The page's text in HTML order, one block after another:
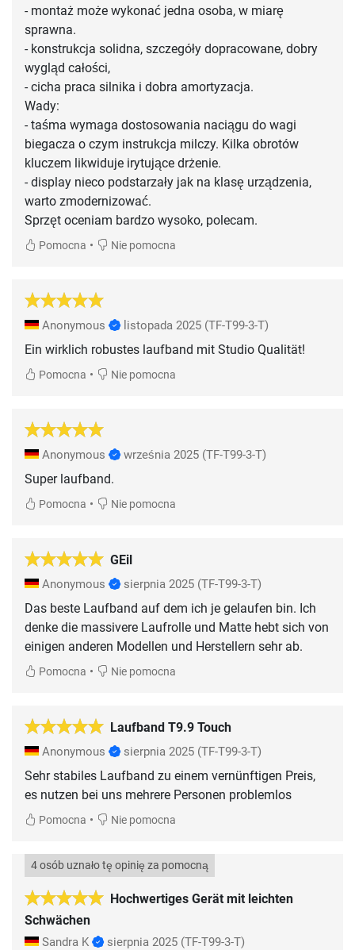
- montaż może wykonać jedna osoba, w miarę
sprawna.
- konstrukcja solidna, szczegóły dopracowane, dobry
wygląd całości,
- cicha praca silnika i dobra amortyzacja.
Wady:
- taśma wymaga dostosowania naciągu do wagi
biegacza o czym instrukcja milczy. Kilka obrotów
kluczem likwiduje irytujące drżenie.
- display nieco podstarzały jak na klasę urządzenia,
warto zmodernizować.
Sprzęt oceniam bardzo wysoko, polecam.
Pomocna • Nie pomocna
Anonymous listopada 2025 (TF-T99-3-T)
Ein wirklich robustes laufband mit Studio Qualität!
Pomocna • Nie pomocna
Anonymous września 2025 (TF-T99-3-T)
Super laufband.
Pomocna • Nie pomocna
GEil
Anonymous sierpnia 2025 (TF-T99-3-T)
Das beste Laufband auf dem ich je gelaufen bin. Ich
denke die massivere Laufrolle und Matte hebt sich von
einigen anderen Modellen und Herstellern sehr ab.
Pomocna • Nie pomocna
Laufband T9.9 Touch
Anonymous sierpnia 2025 (TF-T99-3-T)
Sehr stabiles Laufband zu einem vernünftigen Preis,
es nutzen bei uns mehrere Personen problemlos
Pomocna • Nie pomocna
Hochwertiges Gerät mit leichten
Schwächen
4 osób uznało tę opinię za pomocną
Sandra K sierpnia 2025 (TF-T99-3-T)